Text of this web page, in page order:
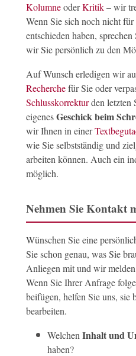
KolumneoderKritik– wir
Wenn Sie sich noch nicht für
entschieden haben,
wir Sie persönlich zu den
Auf Wunsch erledigen wir
Recherchefür Sie oder
Schlusskorrekturden letzten
eigenesGeschick beim
wir Ihnen in einer
wie Sie selbstständig und
arbeiten können. Auch ein
möglich.
Nehmen Sie Kontakt
Wünschen Sie eine
Sie schon genau, was Sie
Anliegen mit und wir
Wenn Sie Ihrer Anfrage
beifügen, helfen Sie uns, sie
bearbeiten.
Welchen Inhalt und
haben?